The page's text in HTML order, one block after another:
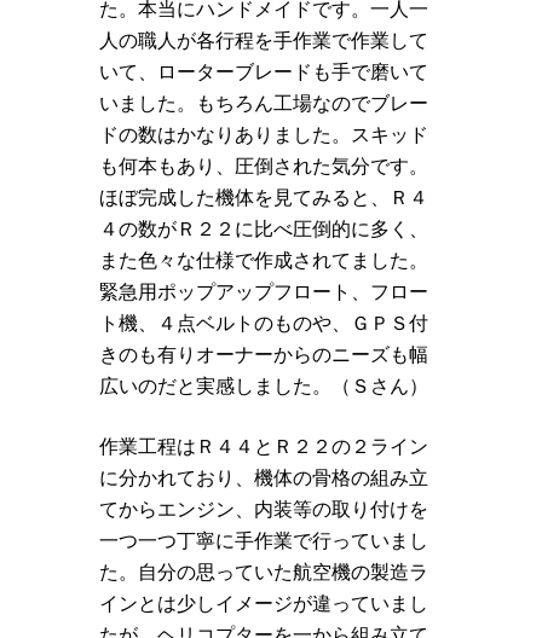
た。本当にハンドメイドです。一人一
人の職人が各行程を手作業で作業して
いて、ローターブレードも手で磨いて
いました。もちろん工場なのでブレー
ドの数はかなりありました。スキッド
も何本もあり、圧倒された気分です。
ほぼ完成した機体を見てみると、Ｒ４
４の数がＲ２２に比べ圧倒的に多く、
また色々な仕様で作成されてました。
緊急用ポップアップフロート、フロー
ト機、４点ベルトのものや、ＧＰＳ付
きのも有りオーナーからのニーズも幅
広いのだと実感しました。（Ｓさん）
作業工程はＲ４４とＲ２２の２ライン
に分かれており、機体の骨格の組み立
てからエンジン、内装等の取り付けを
一つ一つ丁寧に手作業で行っていまし
た。自分の思っていた航空機の製造ラ
インとは少しイメージが違っていまし